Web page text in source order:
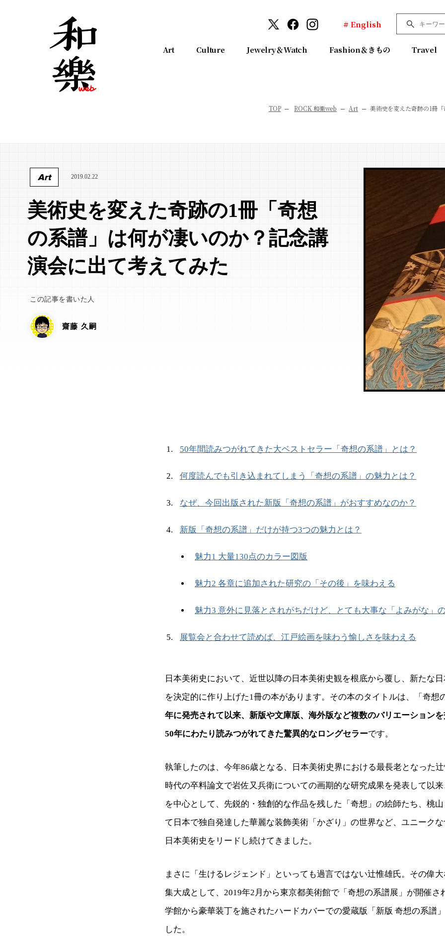
# English
Art Culture Jewelry＆Watch Fashion＆きもの Travel
TOP ROCK 和樂web Art 美術史を変えた奇跡の1冊
Art 2019.02.22
美術史を変えた奇跡の1冊「奇想
の系譜」は何が凄いのか？記念講
演会に出て考えてみた
この記事を書いた人
齋藤 久嗣
50年間読みつがれてきた大ベストセラー「奇想の系譜」とは？
何度読んでも引き込まれてしまう「奇想の系譜」の魅力とは？
なぜ、今回出版された新版「奇想の系譜」がおすすめなのか？
新版「奇想の系譜」だけが持つ3つの魅力とは？
魅力1 大量130点のカラー図版
魅力2 各章に追加された研究の「その後」を味わえる
魅力3 意外に見落とされがちだけど、とても大事な「よみがな」
展覧会と合わせて読めば、江戸絵画を味わう愉しさを味わえる
日本美術史において、近世以降の日本美術史観を根底から覆し、新たな
を決定的に作り上げた1冊の本があります。その本のタイトルは、「奇想
年に発売されて以来、新版や文庫版、海外版など複数のバリエーション
50年にわたり読みつがれてきた驚異的なロングセラーです。
執筆したのは、今年86歳となる、日本美術史界における最長老となった
時代の卒料論文で岩佐又兵衛についての画期的な研究成果を発表して以
を中心として、先鋭的・独創的な作品を残した「奇想」の絵師たち、桃
て日本で独自発達した華麗な装飾美術「かざり」の世界など、ユニーク
日本美術史をリードし続けてきました。
まさに「生けるレジェンド」といっても過言ではない辻惟雄氏。その偉
集大成として、2019年2月から東京都美術館で「奇想の系譜展」が開催さ
学館から豪華装丁を施されたハードカバーでの愛蔵版「新版 奇想の系譜
した。